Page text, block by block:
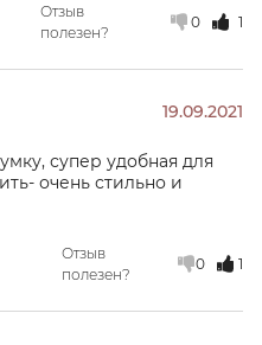
Отзыв
полезен?
0 1
19.09.2021
супер удобная для
очень стильно и
Отзыв
полезен?
0 1